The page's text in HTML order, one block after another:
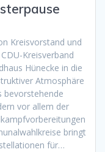
Kreisvorstand und
Kreisverband
Hünecke in die
Atmosphäre
bevorstehende
vor allem der
bringt
für…